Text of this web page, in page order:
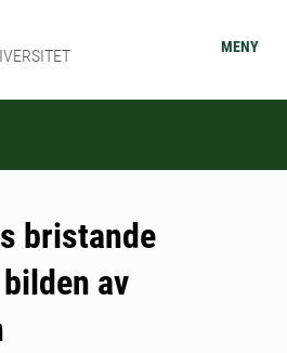
MENY
bristande
av